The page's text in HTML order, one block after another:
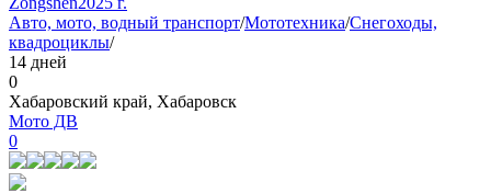
Авто, мото, водный транспорт/Мототехника/Снегоходы,
квадроциклы/
14 дней
0
Хабаровский край, Хабаровск
Мото ДВ
0